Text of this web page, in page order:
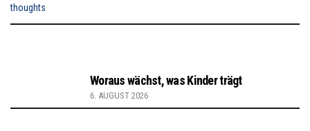
Woraus wächst, was Kinder trägt
6. AUGUST 2026